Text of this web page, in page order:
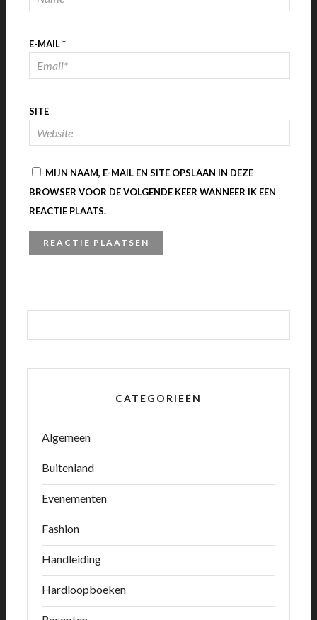
E-MAIL*
SITE
MIJN NAAM, E-MAIL EN SITE OPSLAAN IN DEZE
BROWSER VOOR DE VOLGENDE KEER WANNEER IK EEN
REACTIE PLAATS.
CATEGORIEËN
Algemeen
Buitenland
Evenementen
Fashion
Handleiding
Hardloopboeken